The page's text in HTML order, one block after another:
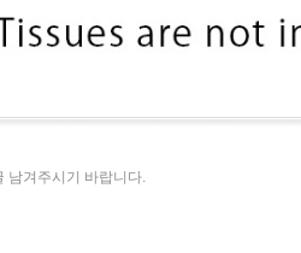
남겨주시기 바랍니다.